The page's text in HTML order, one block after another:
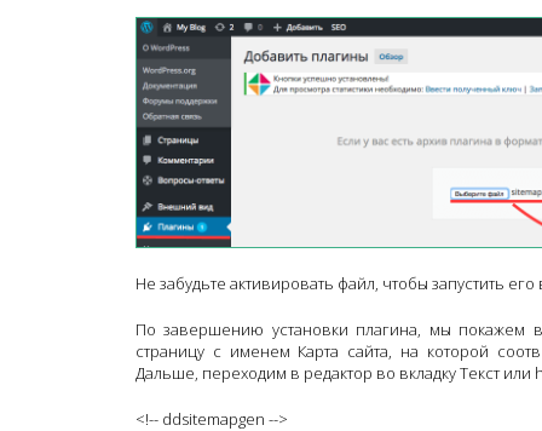
Не забудьте активировать файл, чтобы запустить его
По завершению установки плагина, мы покажем
страницу с именем Карта сайта, на которой
Дальше, переходим в редактор во вкладку Текст или
<!-- ddsitemapgen -->